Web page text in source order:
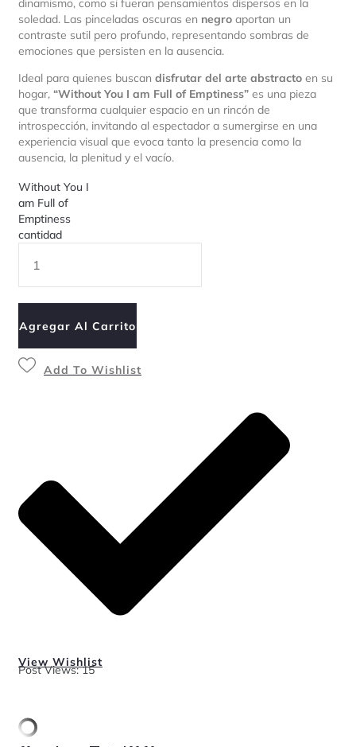
dinamismo, como si fueran pensamientos dispersos en la
soledad. Las pinceladas oscuras en negro aportan un
contraste sutil pero profundo, representando sombras de
emociones que persisten en la ausencia.
Ideal para quienes buscan disfrutar del arte abstracto en su
hogar, “Without You I am Full of Emptiness” es una pieza
que transforma cualquier espacio en un rincón de
introspección, invitando al espectador a sumergirse en una
experiencia visual que evoca tanto la presencia como la
ausencia, la plenitud y el vacío.
Without You I
am Full of
Emptiness
cantidad
Agregar Al Carrito
Add To Wishlist
View Wishlist
Post Views: 15